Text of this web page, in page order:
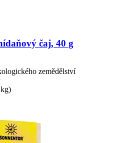
čaj, 40 g
zemědělství